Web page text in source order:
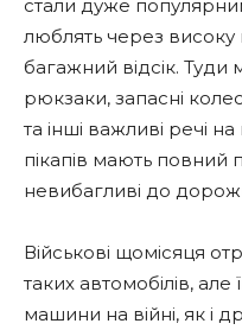
стали дуже
люблять через високу
багажний відсік.
рюкзаки, запасні
та інші важливі речі на
пікапів мають повний
невибагливі до
Військові щомісяця
таких автомобілів, але
машини на війні, як і